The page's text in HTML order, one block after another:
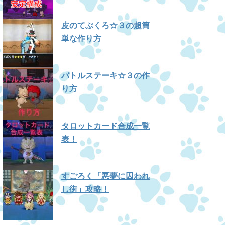
皮のてぶくろ☆３の超簡
単な作り方
バトルステーキ☆３の作
り方
タロットカード合成一覧
表！
すごろく「悪夢に囚われ
し街」攻略！